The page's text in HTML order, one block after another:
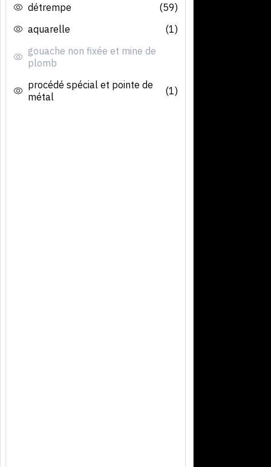
détrempe
(59)
aquarelle
(1)
gouache non fixée et mine de
plomb
procédé spécial et pointe de
métal
(1)